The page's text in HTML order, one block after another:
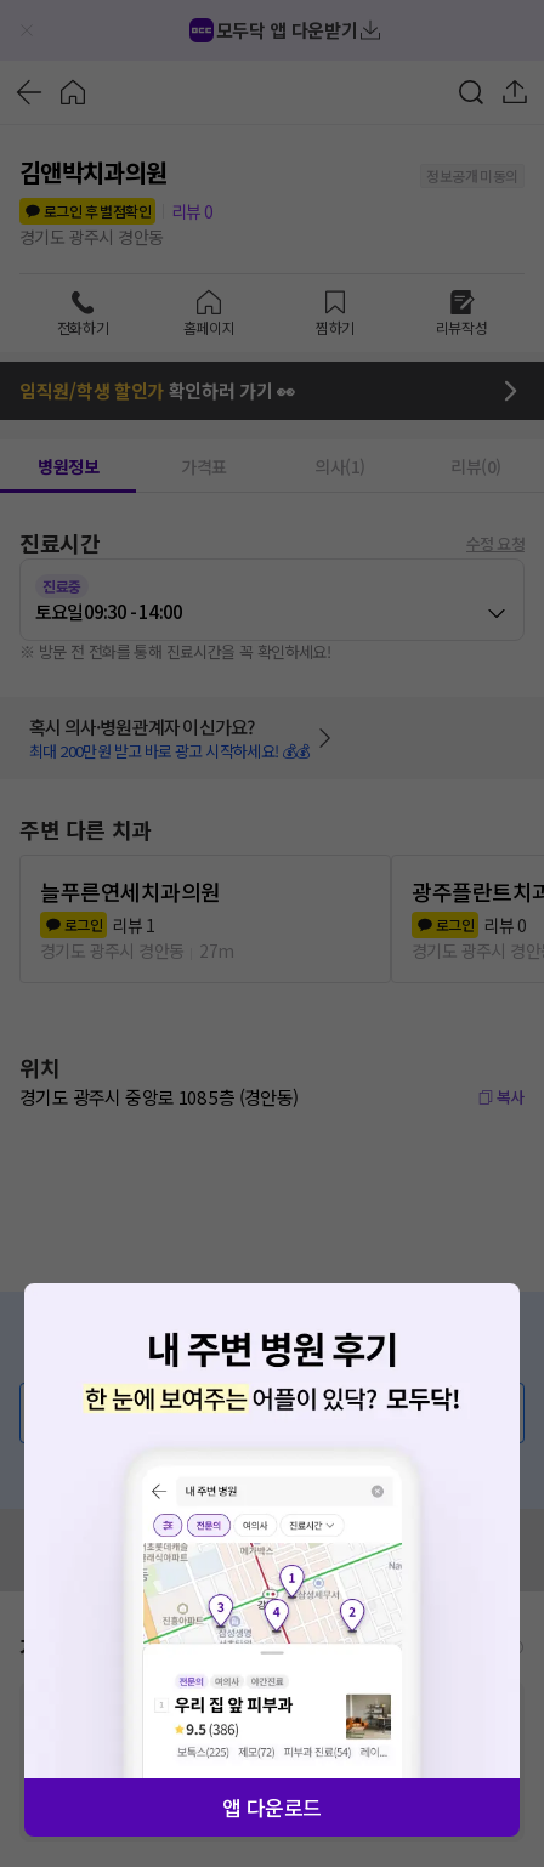
모두닥 앱 다운받기
김앤박치과의원
정보공개 미동의
로그인 후 별점확인
리뷰 0
경기도 광주시 경안동
전화하기 홈페이지 찜하기 리뷰작성
임직원/학생 할인가확인하러 가기 👀
병원정보 가격표 의사(1) 리뷰(0)
진료시간 수정 요청
진료중
토요일09:30 - 14:00
※ 방문 전 전화를 통해 진료시간을 꼭 확인하세요!
혹시 의사·병원관계자 이신가요?
최대 200만원 받고 바로 광고 시작하세요! 💰💰
주변 다른 치과
늘푸른연세치과의원
로그인 리뷰 1
경기도 광주시 경안동
27m
광주플란트치
로그인 리뷰 0
경기도 광주시 경
위치
경기도 광주시 중앙로 108 5층 (경안동) 복사
증상/치료, 궁금한 점이 있나요?
의사가 직접 답해드려요!
💬 무엇이든 물어보세요
혹시 잘못된 병원정보가 있나요?
모두닥 팀에 알려주세요!
가격표 비급여/급여 진료란?
비급여 항목의 경우,추가비용 등으로 실제 가격과 상이할 수 있으니, 정확
한 가격은 해당 의료기관에 직접 문의해주세요.
건강보험심사평가원에 고지되어 있는 급여 진료 기준 가
산정될 수 있는 점 참고 바랍니다.)
VAT 포함앱 다운로드